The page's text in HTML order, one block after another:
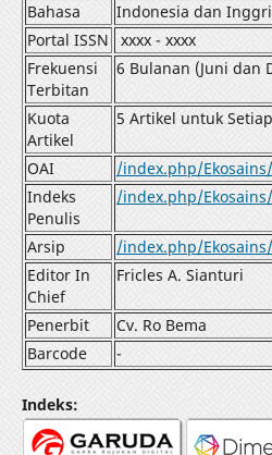
Bahasa
Indonesia dan
Portal ISSN
xxxx - xxxx
Frekuensi
Terbitan
6 Bulanan (Juni dan
Kuota
Artikel
5 Artikel untuk
OAI
/index.php/
Indeks
Penulis
/index.php/
Arsip
/index.php/
Editor In
Chief
Fricles A. Sianturi
Penerbit
Cv. Ro Bema
Barcode
-
Indeks: